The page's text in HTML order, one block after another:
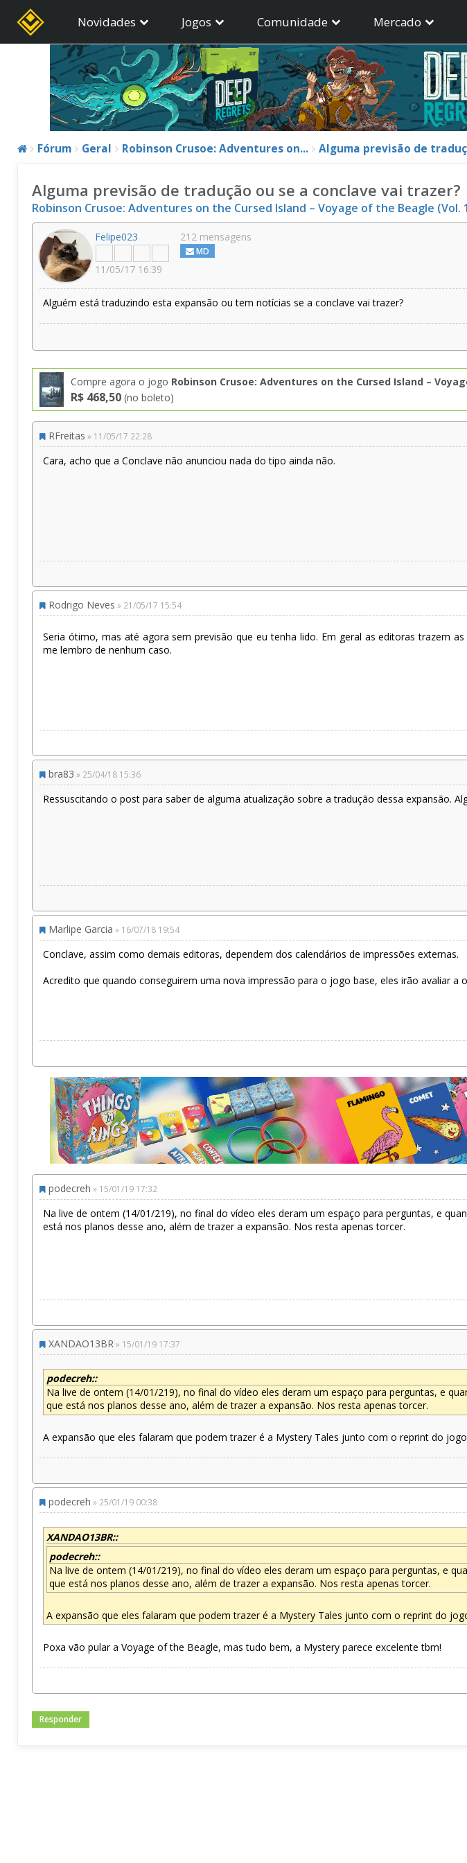
Novidades Jogos Comunidade Mercado
Fórum Geral Robinson Crusoe: Adventures on... Alguma previsão de
Alguma previsão de tradução ou se a conclave vai trazer?
Robinson Crusoe: Adventures on the Cursed Island – Voyage of the Beagle (Vol.
Felipe023
11/05/17 16:39
212 mensagens
MD
Alguém está traduzindo esta expansão ou tem notícias se a conclave vai trazer?
Compre agora o jogo Robinson Crusoe: Adventures on the Cursed Island –
R$ 468,50 (no boleto)
RFreitas » 11/05/17 22:28
Cara, acho que a Conclave não anunciou nada do tipo ainda não.
Rodrigo Neves » 21/05/17 15:54
Seria ótimo, mas até agora sem previsão que eu tenha lido. Em geral as editoras trazem
me lembro de nenhum caso.
bra83 » 25/04/18 15:36
Ressuscitando o post para saber de alguma atualização sobre a tradução dessa expansão.
Marlipe Garcia » 16/07/18 19:54
Conclave, assim como demais editoras, dependem dos calendários de impressões externas.
Acredito que quando conseguirem uma nova impressão para o jogo base, eles irão avaliar a
podecreh » 15/01/19 17:32
Na live de ontem (14/01/219), no final do vídeo eles deram um espaço para perguntas, e
está nos planos desse ano, além de trazer a expansão. Nos resta apenas torcer.
XANDAO13BR » 15/01/19 17:37
podecreh::
Na live de ontem (14/01/219), no final do vídeo eles deram um espaço para perguntas, e
que está nos planos desse ano, além de trazer a expansão. Nos resta apenas torcer.
A expansão que eles falaram que podem trazer é a Mystery Tales junto com o reprint do
podecreh » 25/01/19 00:38
XANDAO13BR::
podecreh::
Na live de ontem (14/01/219), no final do vídeo eles deram um espaço para perguntas, e
que está nos planos desse ano, além de trazer a expansão. Nos resta apenas torcer.
A expansão que eles falaram que podem trazer é a Mystery Tales junto com o reprint do
Poxa vão pular a Voyage of the Beagle, mas tudo bem, a Mystery parece excelente tbm!
Responder